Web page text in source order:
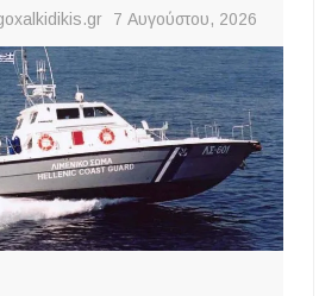
7 Αυγούστου, 2026